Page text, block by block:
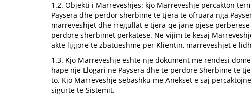
1.2. Objekti i Marrëveshjes: kjo Marrëveshje përcakton
Paysera dhe përdor shërbime të tjera të ofruara nga
marrëveshjet dhe rregullat e tjera që janë pjesë
përdorë shërbimet përkatëse. Në vijim të kësaj
akte ligjore të zbatueshme për Klientin, marrëveshjet e
1.3. Kjo Marrëveshje është një dokument me rëndësi
hapë një Llogari në Paysera dhe të përdorë Shërbime të
to. Kjo Marrëveshje sëbashku me Anekset e saj
sigurtë të Sistemit.